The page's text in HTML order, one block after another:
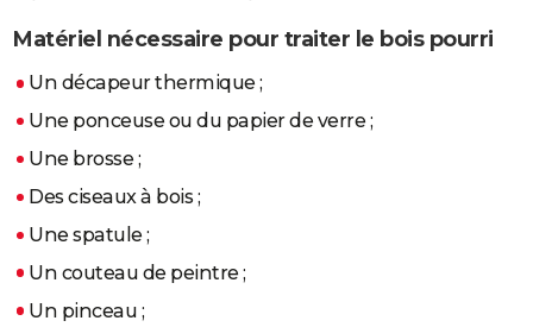
Matériel nécessaire pour traiter le bois pourri
Un décapeur thermique ;
Une ponceuse ou du papier de verre ;
Une brosse ;
Des ciseaux à bois ;
Une spatule ;
Un couteau de peintre ;
Un pinceau ;